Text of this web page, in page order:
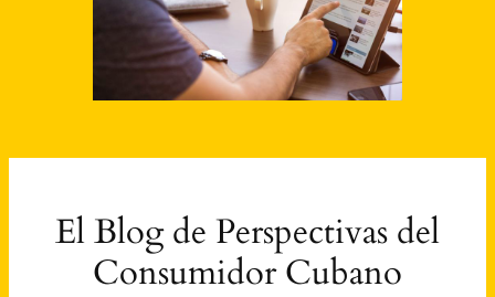
El Blog de Perspectivas del
Consumidor Cubano